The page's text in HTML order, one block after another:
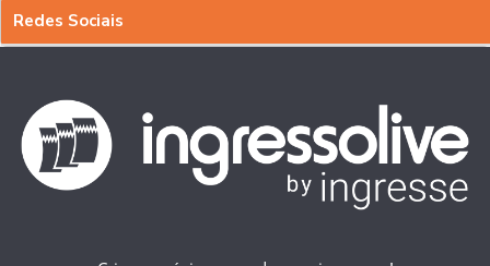
Redes Sociais